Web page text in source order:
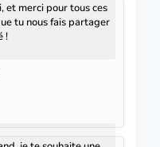
et merci pour tous ces
tu nous fais partager
!